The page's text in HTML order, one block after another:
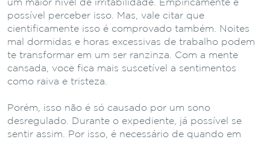
um maior nível de irritabilidade. Empiricamente é
possível perceber isso. Mas, vale citar que
cientificamente isso é comprovado também. Noites
mal dormidas e horas excessivas de trabalho podem
te transformar em um ser ranzinza. Com a mente
cansada, você fica mais suscetível a sentimentos
como raiva e tristeza.
Porém, isso não é só causado por um sono
desregulado. Durante o expediente, já possível se
sentir assim. Por isso, é necessário de quando em